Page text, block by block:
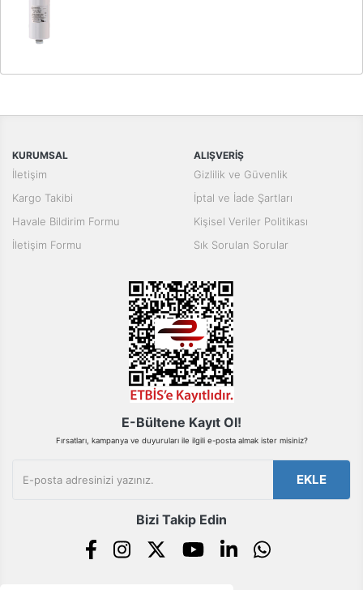
Yorum Yaz
Bu ürünün fiyat bilgisi, resim, ürün açıklamalarında ve diğer
Ürün resmi kalitesiz, bozuk veya görüntülenemiyor.
Ürün fiyatı diğer sitelerden daha pahalı.
Bu ürüne benzer farklı alternatifler olmalı.
Gönder
KURUMSAL
İletişim
Kargo Takibi
Havale Bildirim Formu
İletişim Formu
ALIŞVERİŞ
Gizlilik ve Güvenlik
İptal ve İade Şartları
Kişisel Veriler Politikası
Sık Sorulan Sorular
E-Bültene Kayıt Ol!
Fırsatları, kampanya ve duyuruları ile ilgili e-posta almak ister misiniz?
EKLE
Bizi Takip Edin